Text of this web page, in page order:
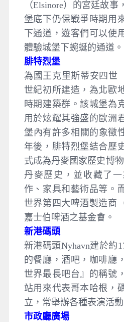
（Elsinore）的宮廷故
堡底下仍保戰爭時期用
下通道，遊客們可以使
體驗城堡下蜿蜒的通道。
腓特烈堡
為國王克里斯蒂安四世
世紀初所建造，為北歐
時期建築群。該城堡為
用於炫耀其強盛的歐洲
堡內有許多相關的象徵
年後，腓特烈堡結合歷
式成為丹麥國家歷史博
丹麥歷史，並收藏了
作、家具和藝術品等。
世界第四大啤酒製造商
嘉士伯啤酒之基金會。
新港碼頭
新港碼頭Nyhavn建於約
的餐廳，酒吧，咖啡廳
世界最長吧台』的稱號
站用來代表哥本哈根，
立，常舉辦各種表演活動
市政廳廣場